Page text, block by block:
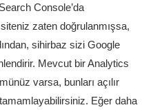
Console’da
zaten doğrulanmışsa,
sihirbaz sizi Google
Mevcut bir Analytics
varsa, bunları açılır
Eğer daha